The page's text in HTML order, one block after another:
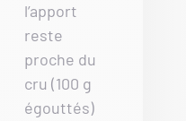
l’apport
reste
proche du
cru (100 g
égouttés)